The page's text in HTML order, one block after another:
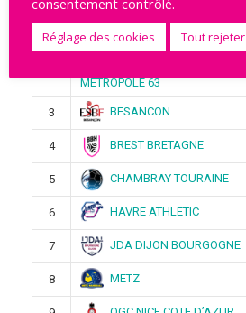
STELLA SAINT-MAUR
METROPOLE 63
3 BESANCON
4 BREST BRETAGNE
5 CHAMBRAY TOURAINE
6 HAVRE ATHLETIC
7 JDA DIJON BOURGOGNE
8 METZ
Réglage des cookies Tout rejeter